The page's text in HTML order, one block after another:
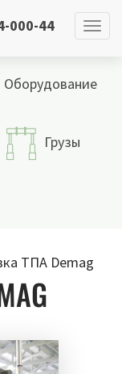
000-44
Оборудование
Грузы
ТПА Demag